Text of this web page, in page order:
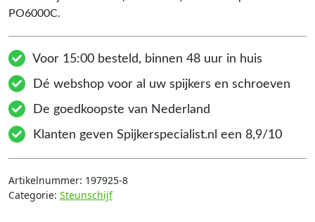
PO6000C.
Voor 15:00 besteld, binnen 48 uur in huis
Dé webshop voor al uw spijkers en schroeven
De goedkoopste van Nederland
Klanten geven Spijkerspecialist.nl een 8,9/10
Artikelnummer: 197925-8
Categorie: Steunschijf